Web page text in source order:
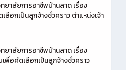
ยาลัยการอาชีพบ้านลาด เรื่อง
ลือกเป็นลูกจ้างชั่วคราว ตำแหน่งเจ้า
ยาลัยการอาชีพบ้านลาด เรื่อง
พื่อคัดเลือกเป็นลูกจ้างชั่วคราว